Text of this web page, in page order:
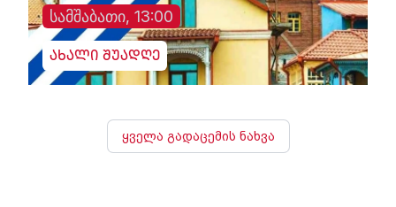
სამშაბათი, 13:00
ახალი შუადღე
ყველა გადაცემის ნახვა